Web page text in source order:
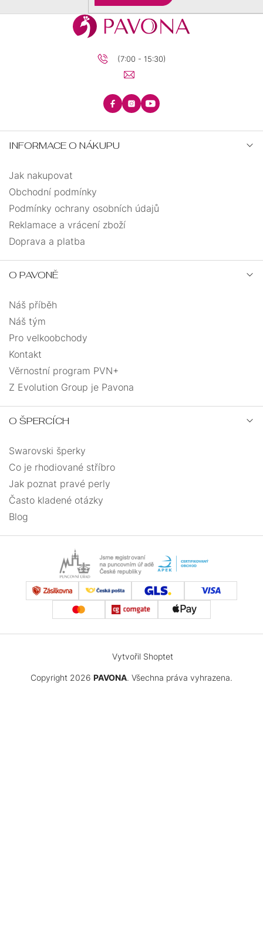
(7:00 - 15:30)
INFORMACE O NÁKUPU
Jak nakupovat
Obchodní podmínky
Podmínky ochrany osobních údajů
Reklamace a vrácení zboží
Doprava a platba
O PAVONĚ
Náš příběh
Náš tým
Pro velkoobchody
Kontakt
Věrnostní program PVN+
Z Evolution Group je Pavona
O ŠPERCÍCH
Swarovski šperky
Co je rhodiované stříbro
Jak poznat pravé perly
Často kladené otázky
Blog
Vytvořil Shoptet
Copyright 2026 PAVONA. Všechna práva vyhrazena.